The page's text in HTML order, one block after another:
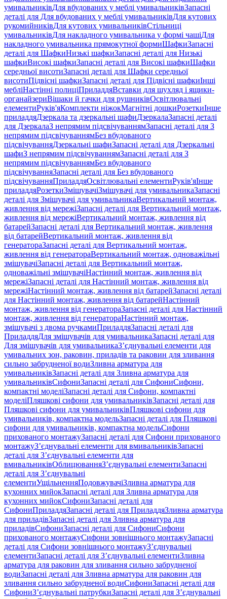
умивальниківДля вбудованих у меблі умивальниківЗапасні
деталі для Для вбудованих у меблі умивальниківДля кутових
рукомийниківДля кутових умивальниківСтільниці
умивальниківДля накладного умивальника у формі чашіДля
накладного умивальника прямокутної формиШафкиЗапасні
деталі для ШафкиНизькі шафкиЗапасні деталі для Низькі
шафкиВисокі шафкиЗапасні деталі для Високі шафкиШафки
середньої висотиЗапасні деталі для Шафки середньої
висотиПідвісні шафкиЗапасні деталі для Підвісні шафкиІнші
мебліНастінні полиціПриладдяВставки для шухляд і ящики-
органайзериВішаки й гачки для рушниківОсвітлювальні
елементиРуків'яКомплекти ніжокМагнітні дошкиРозеткиІнше
приладдяДзеркала та дзеркальні шафиДзеркалаЗапасні деталі
для ДзеркалаЗ непрямим підсвічуваннямЗапасні деталі для З
непрямим підсвічуваннямБез вбудованого
підсвічуванняДзеркальні шафиЗапасні деталі для Дзеркальні
шафиЗ непрямим підсвічуваннямЗапасні деталі для З
непрямим підсвічуваннямБез вбудованого
підсвічуванняЗапасні деталі для Без вбудованого
підсвічуванняПриладдяОсвітлювальні елементиРуків'яІнше
приладдяРозеткиЗмішувачіЗмішувачі для умивальникаЗапасні
деталі для Змішувачі для умивальникаВертикальний монтаж,
живлення від мережіЗапасні деталі для Вертикальний монтаж,
живлення від мережіВертикальний монтаж, живлення від
батарейЗапасні деталі для Вертикальний монтаж, живлення
від батарейВертикальний монтаж, живлення від
генератораЗапасні деталі для Вертикальний монтаж,
живлення від генератораВертикальний монтаж, одноважільні
змішувачіЗапасні деталі для Вертикальний монтаж,
одноважільні змішувачіНастінний монтаж, живлення від
мережіЗапасні деталі для Настінний монтаж, живлення від
мережіНастінний монтаж, живлення від батарейЗапасні деталі
для Настінний монтаж, живлення від батарейНастінний
монтаж, живлення від генератораЗапасні деталі для Настінний
монтаж, живлення від генератораНастінний монтаж,
змішувачі з двома ручкамиПриладдяЗапасні деталі для
ПриладдяДля змішувачів для умивальникаЗапасні деталі для
Для змішувачів для умивальникаЗ’єднувальні елементи для
умивальних зон, раковин, приладів та раковин для зливання
сильно забрудненої водиЗливна арматура для
умивальниківЗапасні деталі для Зливна арматура для
умивальниківСифониЗапасні деталі для СифониСифони,
компактні моделіЗапасні деталі для Сифони, компактні
моделіПляшкові сифони для умивальниківЗапасні деталі для
Пляшкові сифони для умивальниківПляшкові сифони для
умивальників, компактна модельЗапасні деталі для Пляшкові
сифони для умивальників, компактна модельСифони
прихованого монтажуЗапасні деталі для Сифони прихованого
монтажуЗ’єднувальні елементи для вмивальниківЗапасні
деталі для З’єднувальні елементи для
вмивальниківОблицюванняЗ’єднувальні елементиЗапасні
деталі для З’єднувальні
елементиУщільненняПодовжувачіЗливна арматура для
кухонних мийокЗапасні деталі для Зливна арматура для
кухонних мийокСифониЗапасні деталі для
СифониПриладдяЗапасні деталі для ПриладдяЗливна арматура
для приладівЗапасні деталі для Зливна арматура для
приладівСифониЗапасні деталі для СифониСифони
прихованого монтажуСифони зовнішнього монтажуЗапасні
деталі для Сифони зовнішнього монтажуЗ’єднувальні
елементиЗапасні деталі для З’єднувальні елементиЗливна
арматура для раковин для зливання сильно забрудненої
водиЗапасні деталі для Зливна арматура для раковин для
зливання сильно забрудненої водиСифониЗапасні деталі для
СифониЗ’єднувальні патрубкиЗапасні деталі для З’єднувальні